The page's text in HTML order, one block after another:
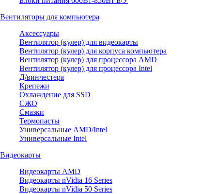
Вентиляторы для компьютера
Аксессуары
Вентилятор (кулер) для видеокарты
Вентилятор (кулер) для корпуса компьютера
Вентилятор (кулер) для процессора AMD
Вентилятор (кулер) для процессора Intel
Д/винчестера
Крепежи
Охлаждение для SSD
СЖО
Смазки
Термопасты
Универсальные AMD/Intel
Универсальные Intel
Видеокарты
Видеокарты AMD
Видеокарты nVidia 16 Series
Видеокарты nVidia 50 Series